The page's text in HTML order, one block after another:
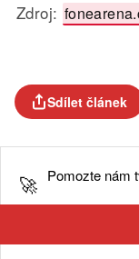
Zdroj:
Sdílet článek
🚀 Pomozte nám